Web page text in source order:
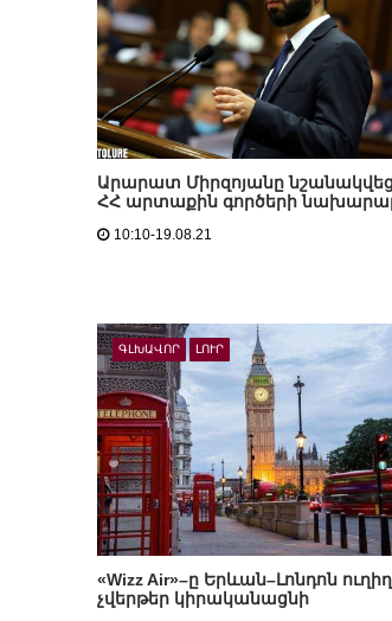
Արարատ Միրզոյանը
ՀՀ արտաքին գործերի
10:10-19.08.21
ԳԼԽԱՎՈՐ ԼՈՒՐ
«Wizz Air»–ը Երևան–Լոնդոն ուղիղ
չվերթեր կիրականացնի